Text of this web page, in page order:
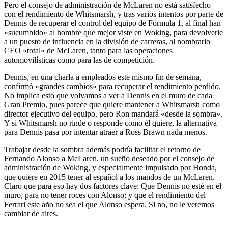
Pero el consejo de administración de McLaren no está satisfecho
con el rendimiento de Whitsmarsh, y tras varios intentos por parte de
Dennis de recuperar el control del equipo de Fórmula 1, al final han
«sucumbido» al hombre que mejor viste en Woking, para devolverle
a un puesto de influencia en la división de carreras, al nombrarlo
CEO «total» de McLaren, tanto para las operaciones
automovilísticas como para las de competición.
Dennis, en una charla a empleados este mismo fin de semana,
confirmó «grandes cambios» para recuperar el rendimiento perdido.
No implica esto que volvamos a ver a Dennis en el muro de cada
Gran Premio, pues parece que quiere mantener a Whitsmarsh como
director ejecutivo del equipo, pero Ron mandará «desde la sombra».
Y si Whitsmarsh no rinde o responde como él quiere, la alternativa
para Dennis pasa por intentar atraer a Ross Brawn nada menos.
Trabajar desde la sombra además podría facilitar el retorno de
Fernando Alonso a McLaren, un sueño deseado por el consejo de
administración de Woking, y especialmente impulsado por Honda,
que quiere en 2015 tener al español a los mandos de un McLaren.
Claro que para eso hay dos factores clave: Que Dennis no esté en el
muro, para no tener roces con Alonso; y que el rendimiento del
Ferrari este año no sea el que Alonso espera. Si no, no le veremos
cambiar de aires.